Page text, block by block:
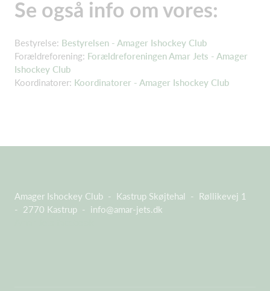
Se også info om vores:
Bestyrelse: Bestyrelsen - Amager Ishockey Club
Forældreforening: Forældreforeningen Amar Jets - Amager
Ishockey Club
Koordinatorer: Koordinatorer - Amager Ishockey Club
Amager Ishockey Club - Kastrup Skøjtehal - Røllikevej 1
- 2770 Kastrup - info@amar-jets.dk